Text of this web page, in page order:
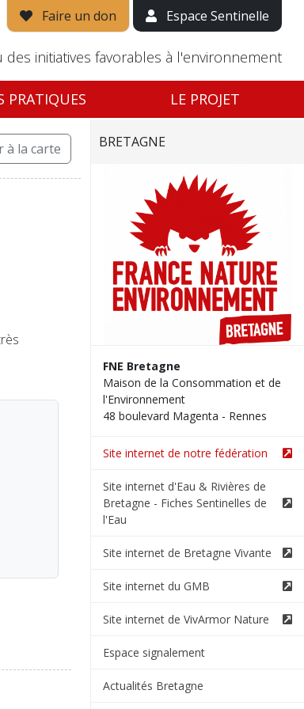
Faire un don Espace Sentinelle
initiatives favorables à l'environnement
PRATIQUES LE PROJET
à la carte BRETAGNE
FNE Bretagne
Maison de la Consommation et de
l'Environnement
48 boulevard Magenta - Rennes
Site internet de notre fédération
Site internet d'Eau & Rivières de
Bretagne - Fiches Sentinelles de
l'Eau
Site internet de Bretagne Vivante
Site internet du GMB
Site internet de VivArmor Nature
Espace signalement
Actualités Bretagne